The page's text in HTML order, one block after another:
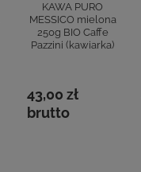
KAWA PURO
MESSICO mielona
250g BIO Caffe
Pazzini (kawiarka)
43,00 zł
brutto